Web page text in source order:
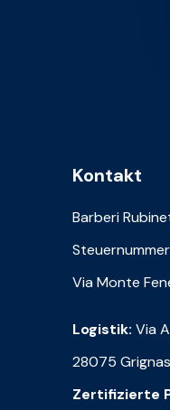
Kontakt
Barberi
Via Monte
Logistik: Via
28075
Zertifizierte